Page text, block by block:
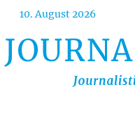
Direkt
Inhalt
10. August 2026